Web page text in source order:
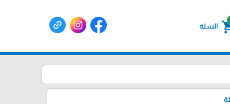
السلة